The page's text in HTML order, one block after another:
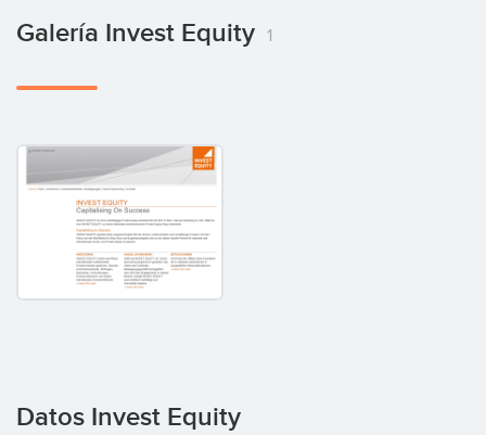
Galería Invest Equity 1
Datos Invest Equity